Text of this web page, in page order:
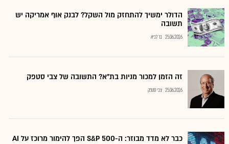
הדולר ימשיך להתחזק מול השקל? לבנק אוף אמריקה יש
תשובה
25.06.2026 בר לביא
זה הזמן למכור מניות בת"א? התשובה של צבי סטפק
25.06.2026 צבי סטפק
כבר לא מדד מבוזר: ה-S&P 500 הפך להימור מרוכז על AI